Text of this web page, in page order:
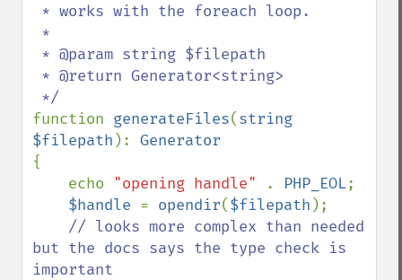
function generateFiles(string
$filepath ):
{
    echo
"opening handle" . PHP_EOL;
$handle = opendir($filepath );
// looks more complex than needed
but the docs says the type check is
important